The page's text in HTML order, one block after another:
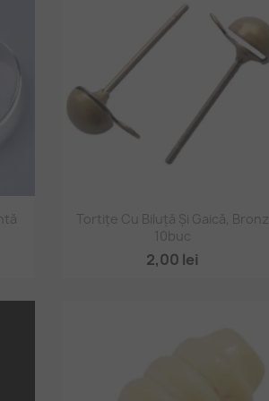
 Vizualizare rapidă
Tortițe Cu Biluță Și Gaică, Bronz
10buc
2,00 lei